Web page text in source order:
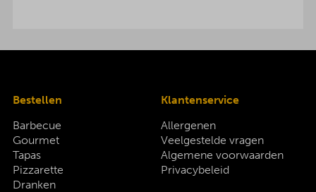
Bestellen
Barbecue
Gourmet
Tapas
Pizzarette
Dranken
Klantenservice
Allergenen
Veelgestelde vragen
Algemene voorwaarden
Privacybeleid